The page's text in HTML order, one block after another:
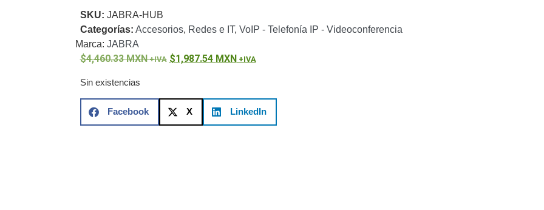
Cable Coaxial y ConectoresCables Armados -
Para Alimentación y Electricidad
RG59 Tipo
Bala Codificadores y Decodificadores de
Fisheye y HemisféricasLente Motorizado
SKU: JABRA-HUB
Categorías: Accesorios, Redes e IT, VoIP - Telefonía IP - Videoconferencia
Marca: JABRA
4,460.33MXN 1,987.54 MXN
Sin existencias
Facebook X LinkedIn